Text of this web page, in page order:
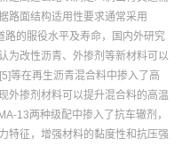
路面结构适用性要求通常采用
的服役水平及寿命，国内外研究
为改性沥青、外掺剂等新材料可以
等在再生沥青混合料中掺入了高
外掺剂材料可以提升混合料的高温
13两种级配中掺入了抗车辙剂，
特征，增强材料的黏度性和抗压强